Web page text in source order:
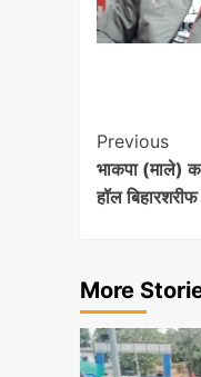
Post
Previous
भाकपा (माले)
हॉल
More